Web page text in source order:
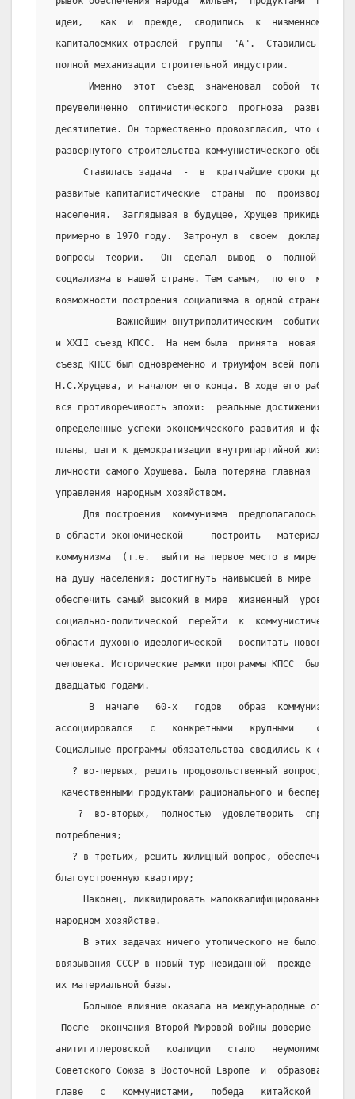
идеи,   как  и  прежде,  сводились  к  низменному
капиталоемких отраслей  группы  "А".  Ставились
полной механизации строительной индустрии.
Именно  этот  съезд  знаменовал  собой  точку
преувеличенно  оптимистического  прогноза  развития
десятилетие. Он торжественно провозгласил, что
развернутого строительства коммунистического
Ставилась задача  -  в  кратчайшие сроки догнать
развитые капиталистические  страны  по
населения.  Заглядывая в будущее, Хрущев прикидывал,
примерно в 1970 году.  Затронул в  своем  докладе
вопросы  теории.   Он  сделал  вывод  о  полной  и
социализма в нашей стране. Тем самым,  по его
возможности построения социализма в одной стране.
Важнейшим внутриполитическим  событием
и XXII съезд КПСС.  На нем была  принята  новая
съезд КПСС был одновременно и триумфом всей
Н.С.Хрущева, и началом его конца. В ходе его работы и
вся противоречивость эпохи:  реальные достижения
определенные успехи экономического развития и
планы, шаги к демократизации внутрипартийной жизни,
личности самого Хрущева. Была потеряна главная
управления народным хозяйством.
Для построения  коммунизма  предполагалось
в области экономической  -  построить   материально
коммунизма  (т.е.  выйти на первое место в мире по
на душу населения; достигнуть наивысшей в мире
обеспечить самый высокий в мире  жизненный  уровень
социально-политической  перейти  к
области духовно-идеологической - воспитать нового,
человека. Исторические рамки программы КПСС  были  в
двадцатью годами.
В  начале   60-х   годов   образ  коммунизма  в
ассоциировался   с   конкретными   крупными
Социальные программы-обязательства сводились к
? во-первых, решить продовольственный вопрос,
качественными продуктами рационального и
?  во-вторых,  полностью  удовлетворить  спрос
потребления;
? в-третьих, решить жилищный вопрос, обеспечив
благоустроенную квартиру;
Наконец, ликвидировать малоквалифицированный и
народном хозяйстве.
В этих задачах ничего утопического не было. Они
ввязывания СССР в новый тур невиданной  прежде  гонки
их материальной базы.
Большое влияние оказала на международные
После  окончания Второй Мировой войны доверие  друг
анитигитлеровской   коалиции   стало   неумолимо
Советского Союза в Восточной Европе  и  образование
главе   с   коммунистами,   победа   китайской